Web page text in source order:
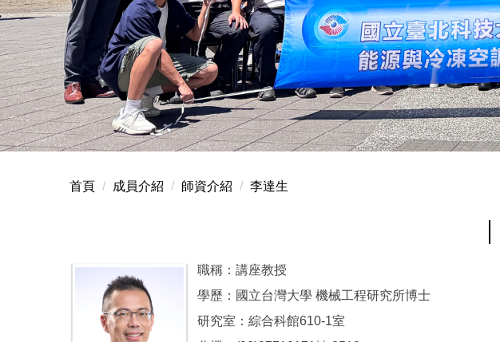
首頁 成員介紹 師資介紹 李達生
職稱：講座教授
學歷：國立台灣大學 機械工程研究所博士
研究室：綜合科館610-1室